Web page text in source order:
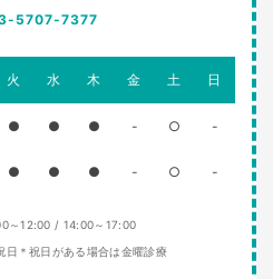
5707-7377
火 水 木 金 土 日
● ● ● - ○ -
● ● ● - ○ -
～12:00 / 14:00～17:00
日＊祝日がある場合は金曜診療